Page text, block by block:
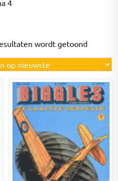
4
wordt getoond
op